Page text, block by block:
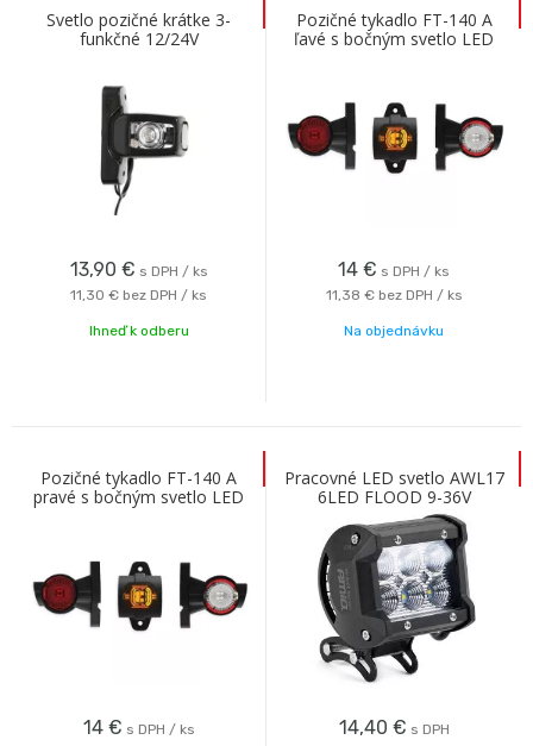
Svetlo pozičné krátke 3-
funkčné 12/24V
13,90 € s DPH / ks
11,30 € bez DPH / ks
Ihneď k odberu
Pozičné tykadlo FT-140 A
ľavé s bočným svetlo LED
14 € s DPH / ks
11,38 € bez DPH / ks
Na objednávku
Pozičné tykadlo FT-140 A
pravé s bočným svetlo LED
14 € s DPH / ks
Pracovné LED svetlo AWL17
6LED FLOOD 9-36V
14,40 € s DPH